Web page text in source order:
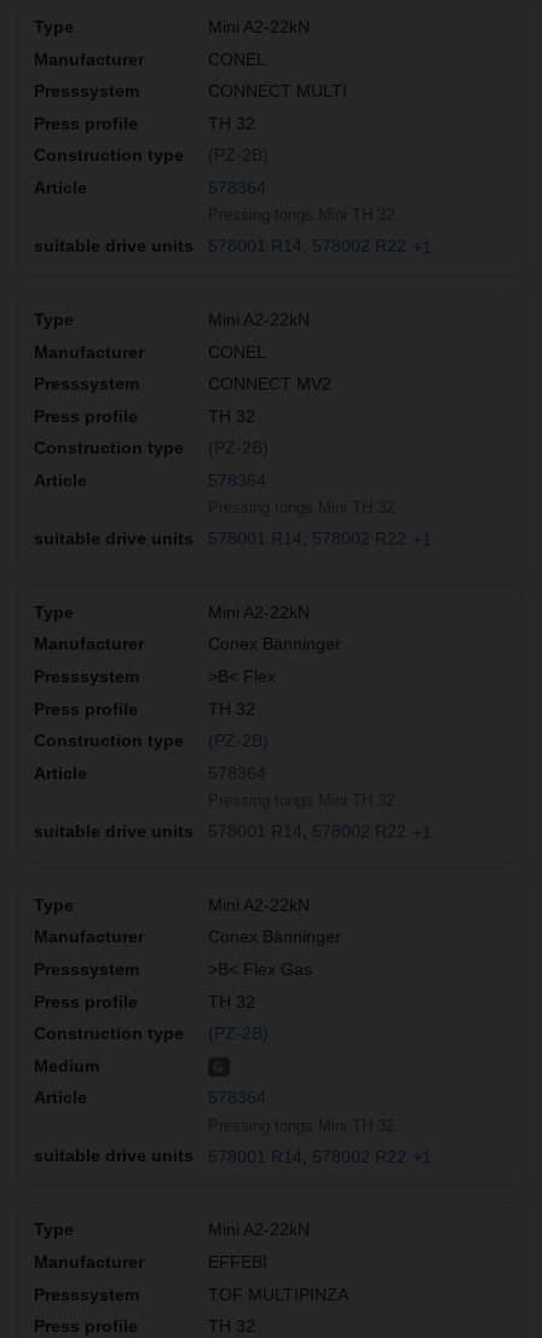
Mini A2-22kN
CONEL
CONNECT MULTI
TH 32
(PZ-2B)
578364
578001 R14 578002 R22 +1
Mini A2-22kN
CONEL
CONNECT MV2
TH 32
(PZ-2B)
578364
578001 R14 578002 R22 +1
Mini A2-22kN
Conex Bänninger
>B< Flex
TH 32
(PZ-2B)
578364
578001 R14 578002 R22 +1
Mini A2-22kN
Conex Bänninger
>B< Flex Gas
TH 32
(PZ-2B)
578364
578001 R14 578002 R22 +1
Mini A2-22kN
EFFEBI
TOF MULTIPINZA
TH 32